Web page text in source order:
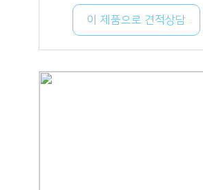
이 제품으로 견적상담